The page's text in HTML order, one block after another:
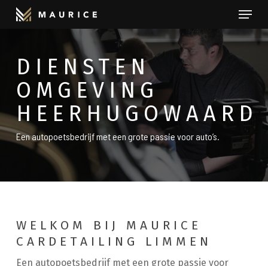
Skip
content
Menu
DIENSTEN
OMGEVING
HEERHUGOWAARD
Een autopoetsbedrijf met een grote passie voor auto’s.
WELKOM BIJ MAURICE
CARDETAILING LIMMEN
Een autopoetsbedrijf met een grote passie voor
Close
Menu